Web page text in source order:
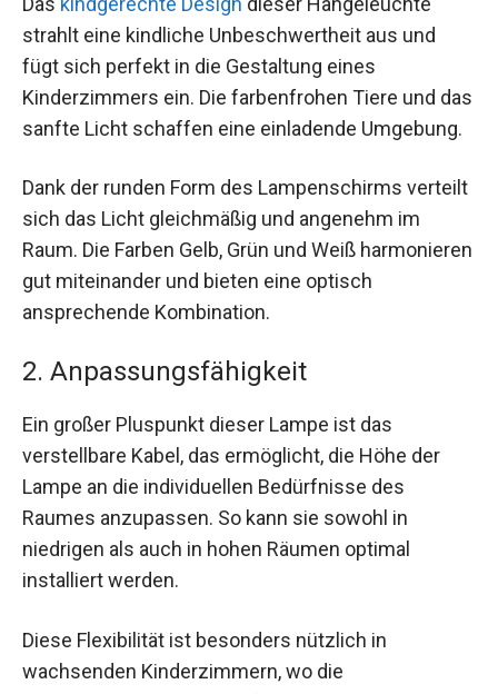
strahlt eine kindliche Unbeschwertheit aus und
fügt sich perfekt in die Gestaltung eines
Kinderzimmers ein. Die farbenfrohen Tiere und das
sanfte Licht schaffen eine einladende Umgebung.
Dank der runden Form des Lampenschirms verteilt
sich das Licht gleichmäßig und angenehm im
Raum. Die Farben Gelb, Grün und Weiß harmonieren
gut miteinander und bieten eine optisch
ansprechende Kombination.
2. Anpassungsfähigkeit
Ein großer Pluspunkt dieser Lampe ist das
verstellbare Kabel, das ermöglicht, die Höhe der
Lampe an die individuellen Bedürfnisse des
Raumes anzupassen. So kann sie sowohl in
niedrigen als auch in hohen Räumen optimal
installiert werden.
Diese Flexibilität ist besonders nützlich in
wachsenden Kinderzimmern, wo die